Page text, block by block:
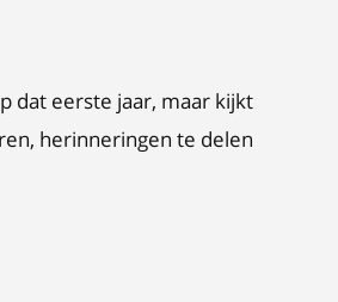
dat eerste jaar, maar kijkt
herinneringen te delen